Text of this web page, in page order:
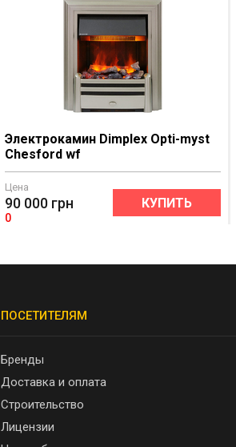
Электрокамин Dimplex Opti-myst
Chesford wf
Цена
90 000 грн
0
КУПИТЬ
ПОСЕТИТЕЛЯМ
Бренды
Доставка и оплата
Строительство
Лицензии